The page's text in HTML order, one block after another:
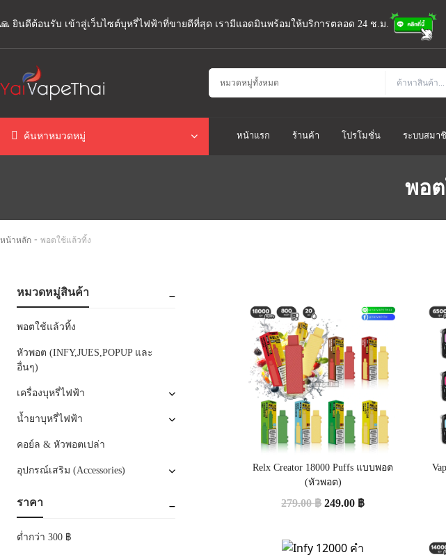
🙏 ยินดีต้อนรับ เข้าสู่เว็บไซต์บุหรี่ไฟฟ้าที่ขายดีที่สุด เรามีแอดมินพร้อมให้บริการตลอด 24 ช.ม.
ค้นหาหมวดหมู่ หน้าแรก ร้านค้า โปรโมชั่น ระบบสมา
พอ
หน้าหลัก - พอตใช้แล้วทิ้ง
หมวดหมู่สินค้า
พอตใช้แล้วทิ้ง
หัวพอต (INFY,JUES,POPUP และ
อื่นๆ)
เครื่องบุหรี่ไฟฟ้า
น้ำยาบุหรี่ไฟฟ้า
คอย์ล & หัวพอตเปล่า
อุปกรณ์เสริม (Accessories)
ราคา
ต่ำกว่า 300 ฿
Relx Creator 18000 Puffs แบบพอต
(หัวพอต)
279.00฿ 249.00 ฿